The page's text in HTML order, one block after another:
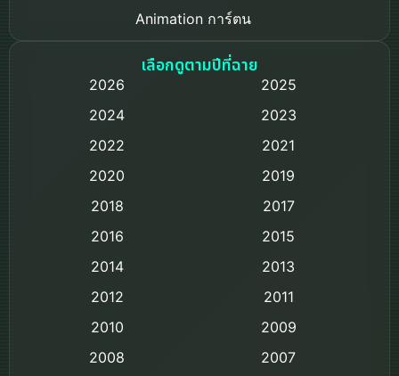
Animation การ์ตูน
Based on a True Story เรื่องจริง
เลือกดูตามปีที่ฉาย
2026
2025
2024
2023
2022
2021
2020
2019
2018
2017
2016
2015
2014
2013
2012
2011
2010
2009
2008
2007